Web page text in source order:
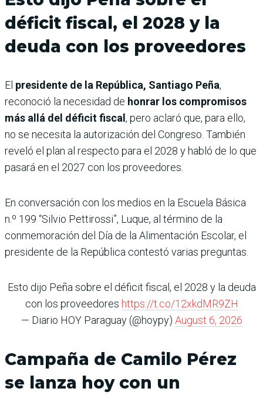
déficit fiscal, el 2028 y la
deuda con los proveedores
El presidente de la República, Santiago Peña,
reconoció la necesidad de honrar los compromisos
más allá del déficit fiscal, pero aclaró que, para ello,
no se necesita la autorización del Congreso. También
reveló el plan al respecto para el 2028 y habló de lo que
pasará en el 2027 con los proveedores.
En conversación con los medios en la Escuela Básica
n.º 199 “Silvio Pettirossi”, Luque, al término de la
conmemoración del Día de la Alimentación Escolar, el
presidente de la República contestó varias preguntas.
Esto dijo Peña sobre el déficit fiscal, el 2028 y la deuda
con los proveedores https://t.co/12xkdMR9ZH
— Diario HOY Paraguay (@hoypy) August 6, 2026
Campaña de Camilo Pérez
se lanza hoy con un